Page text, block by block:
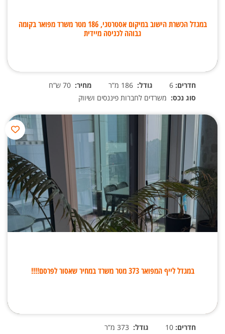
במגדל הכשרת הישוב במיקום אסטרטגי, 186 מטר משרד מפואר בקומה
גבוהה לכניסה מיידית
חדרים: גודל: מחיר:
סוג נכס: משרדים לחברות פיננסים ושיווק
במגדל לייף המפואר 373 מטר משרד במחיר שאסור לפרסם!!!!
חדרים: גודל: